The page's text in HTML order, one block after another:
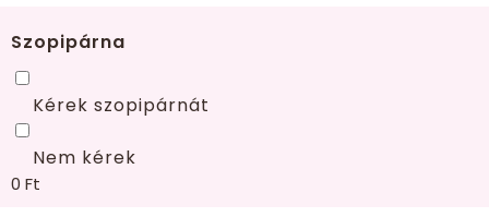
Szopipárna
Kérek szopipárnát
Nem kérek
0 Ft